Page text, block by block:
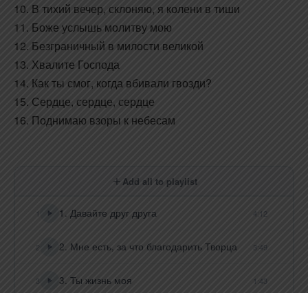
10. В тихий вечер, склоняю, я колени в тиши
11. Боже услышь молитву мою
12. Безграничный в милости великой
13. Хвалите Господа
14. Как ты смог, когда вбивали гвозди?
15. Сердце, сердце, сердце
16. Поднимаю взоры к небесам
Add all to playlist
1 1. Давайте друг друга 4:12
2 2. Мне есть, за что благодарить Творца 3:49
3 3. Ты жизнь моя 1:43